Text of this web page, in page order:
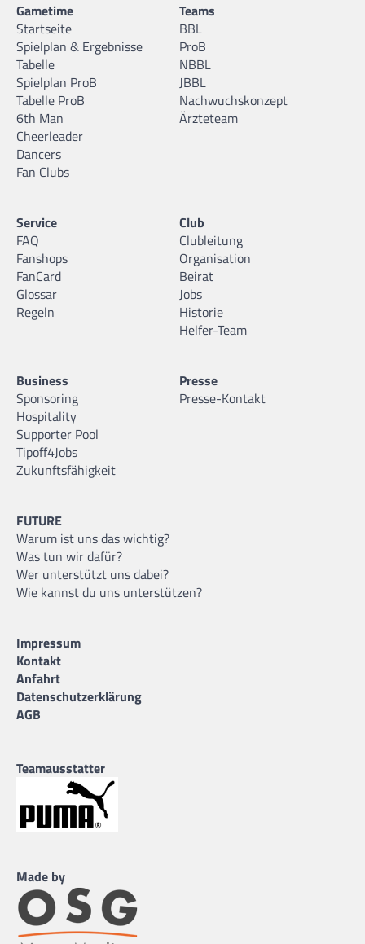
Gametime
Startseite
Spielplan & Ergebnisse
Tabelle
Spielplan ProB
Tabelle ProB
6th Man
Cheerleader
Dancers
Fan Clubs
Teams
BBL
ProB
NBBL
JBBL
Nachwuchskonzept
Ärzteteam
Service
FAQ
Fanshops
FanCard
Glossar
Regeln
Club
Clubleitung
Organisation
Beirat
Jobs
Historie
Helfer-Team
Business
Sponsoring
Hospitality
Supporter Pool
Tipoff4Jobs
Zukunftsfähigkeit
Presse
Presse-Kontakt
FUTURE
Warum ist uns das wichtig?
Was tun wir dafür?
Wer unterstützt uns dabei?
Wie kannst du uns unterstützen?
Impressum
Kontakt
Anfahrt
Datenschutzerklärung
AGB
Teamausstatter
Made by